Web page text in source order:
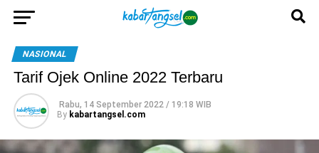
NASIONAL
Tarif Ojek Online 2022 Terbaru
Rabu, 14 September 2022 / 19:18 WIB
By kabartangsel.com